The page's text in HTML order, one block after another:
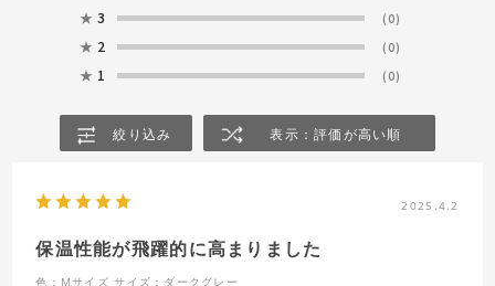
★ 3 (0)
★ 2 (0)
★ 1 (0)
絞り込み 表示：評価が高い順
2025.4.2
保温性能が飛躍的に高まりました
色：Mサイズ サイズ：ダークグレー